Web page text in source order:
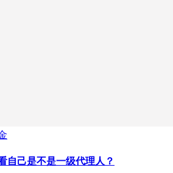
自己是不是一级代理人？